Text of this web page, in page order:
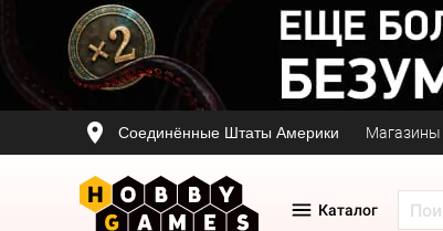
Соединённые Штаты Америки Магазины
Каталог